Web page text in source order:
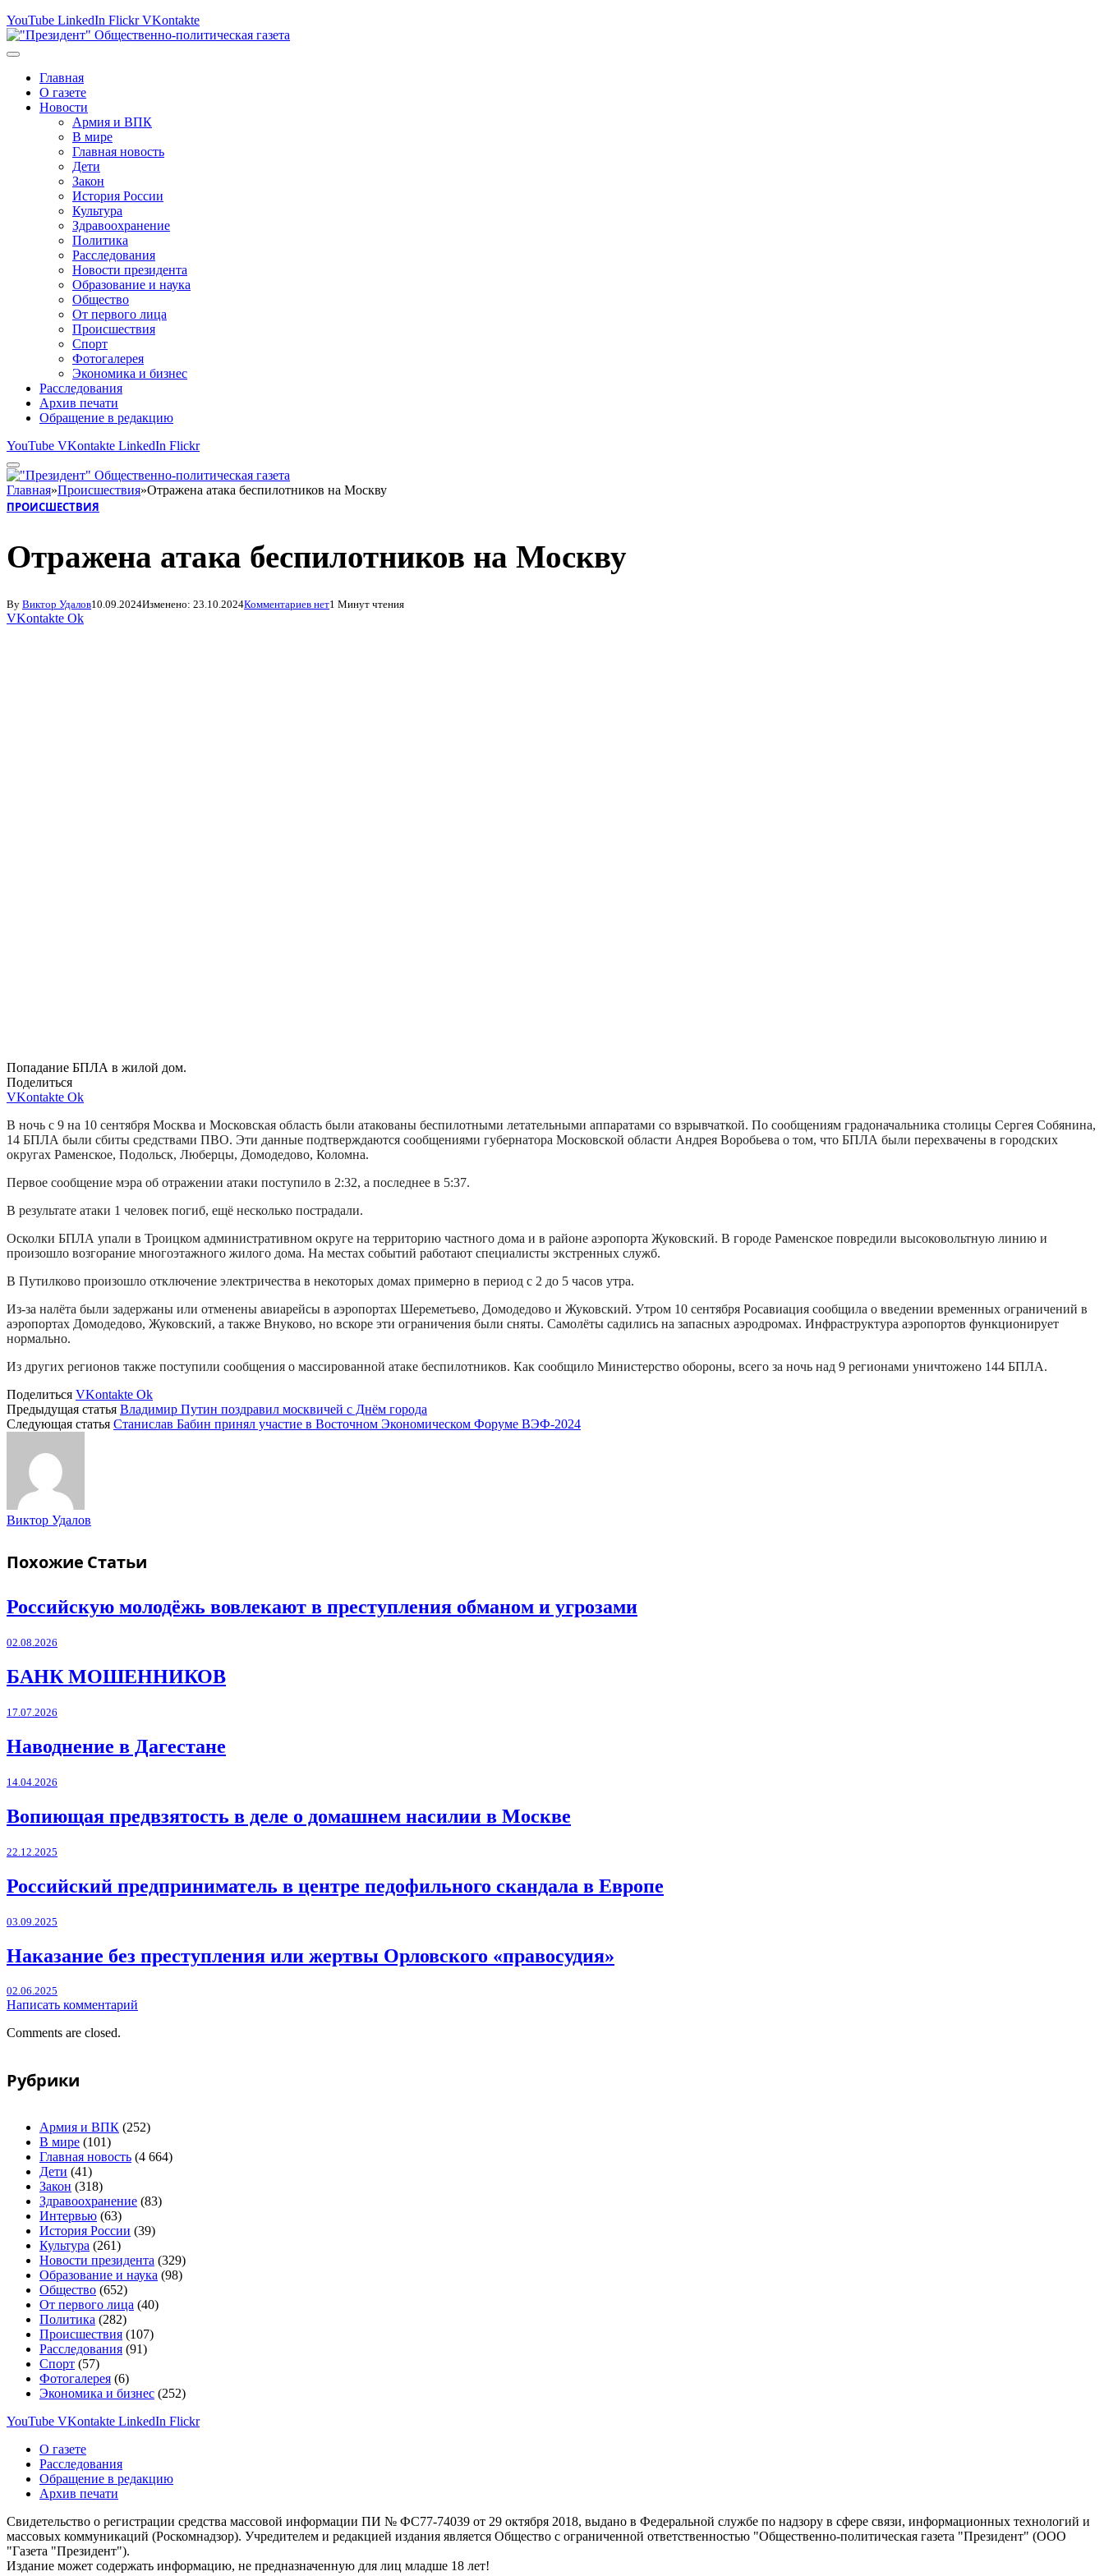
YouTube LinkedIn Flickr VKontakte
Главная
О газете
Новости
Армия и ВПК
В мире
Главная новость
Дети
Закон
История России
Культура
Здравоохранение
Политика
Расследования
Новости президента
Образование и наука
Общество
От первого лица
Происшествия
Спорт
Фотогалерея
Экономика и бизнес
Расследования
Архив печати
Обращение в редакцию
YouTube VKontakte LinkedIn Flickr
Главная»Происшествия»Отражена атака беспилотников на Москву
ПРОИСШЕСТВИЯ
Отражена атака беспилотников на Москву
By Виктор Удалов10.09.2024Изменено: 23.10.2024Комментариев нет1 Минут чтения
VKontakte Ok
Попадание БПЛА в жилой дом.
Поделиться
VKontakte Ok
В ночь с 9 на 10 сентября Москва и Московская область были атакованы беспилотными летательными аппаратами со взрывчаткой. По сообщениям градоначальника столицы Сергея Собянина,
14 БПЛА были сбиты средствами ПВО. Эти данные подтверждаются сообщениями губернатора Московской области Андрея Воробьева о том, что БПЛА были перехвачены в городских
округах Раменское, Подольск, Люберцы, Домодедово, Коломна.
Первое сообщение мэра об отражении атаки поступило в 2:32, а последнее в 5:37.
В результате атаки 1 человек погиб, ещё несколько пострадали.
Осколки БПЛА упали в Троицком административном округе на территорию частного дома и в районе аэропорта Жуковский. В городе Раменское повредили высоковольтную линию и
произошло возгорание многоэтажного жилого дома. На местах событий работают специалисты экстренных служб.
В Путилково произошло отключение электричества в некоторых домах примерно в период с 2 до 5 часов утра.
Из-за налёта были задержаны или отменены авиарейсы в аэропортах Шереметьево, Домодедово и Жуковский. Утром 10 сентября Росавиация сообщила о введении временных ограничений в
аэропортах Домодедово, Жуковский, а также Внуково, но вскоре эти ограничения были сняты. Самолёты садились на запасных аэродромах. Инфраструктура аэропортов функционирует
нормально.
Из других регионов также поступили сообщения о массированной атаке беспилотников. Как сообщило Министерство обороны, всего за ночь над 9 регионами уничтожено 144 БПЛА.
Поделиться VKontakte Ok
Предыдущая статья Владимир Путин поздравил москвичей с Днём города
Следующая статья Станислав Бабин принял участие в Восточном Экономическом Форуме ВЭФ-2024
Виктор Удалов
Похожие Статьи
Российскую молодёжь вовлекают в преступления обманом и угрозами
02.08.2026
БАНК МОШЕННИКОВ
17.07.2026
Наводнение в Дагестане
14.04.2026
Вопиющая предвзятость в деле о домашнем насилии в Москве
22.12.2025
Российский предприниматель в центре педофильного скандала в Европе
03.09.2025
Наказание без преступления или жертвы Орловского «правосудия»
02.06.2025
Написать комментарий
Comments are closed.
Рубрики
Армия и ВПК (252)
В мире (101)
Главная новость (4 664)
Дети (41)
Закон (318)
Здравоохранение (83)
Интервью (63)
История России (39)
Культура (261)
Новости президента (329)
Образование и наука (98)
Общество (652)
От первого лица (40)
Политика (282)
Происшествия (107)
Расследования (91)
Спорт (57)
Фотогалерея (6)
Экономика и бизнес (252)
YouTube VKontakte LinkedIn Flickr
О газете
Расследования
Обращение в редакцию
Архив печати
Свидетельство о регистрации средства массовой информации ПИ № ФС77-74039 от 29 октября 2018, выдано в Федеральной службе по надзору в сфере связи, информационных технологий и
массовых коммуникаций (Роскомнадзор). Учредителем и редакцией издания является Общество с ограниченной ответственностью "Общественно-политическая газета "Президент" (ООО
"Газета "Президент").
Издание может содержать информацию, не предназначенную для лиц младше 18 лет!